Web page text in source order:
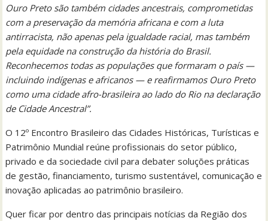
Ouro Preto são também cidades ancestrais, comprometidas
com a preservação da memória africana e com a luta
antirracista, não apenas pela igualdade racial, mas também
pela equidade na construção da história do Brasil.
Reconhecemos todas as populações que formaram o país —
incluindo indígenas e africanos — e reafirmamos Ouro Preto
como uma cidade afro-brasileira ao lado do Rio na declaração
de Cidade Ancestral”.
O 12º Encontro Brasileiro das Cidades Históricas, Turísticas e
Patrimônio Mundial reúne profissionais do setor público,
privado e da sociedade civil para debater soluções práticas
de gestão, financiamento, turismo sustentável, comunicação e
inovação aplicadas ao patrimônio brasileiro.
Quer ficar por dentro das principais notícias da Região dos